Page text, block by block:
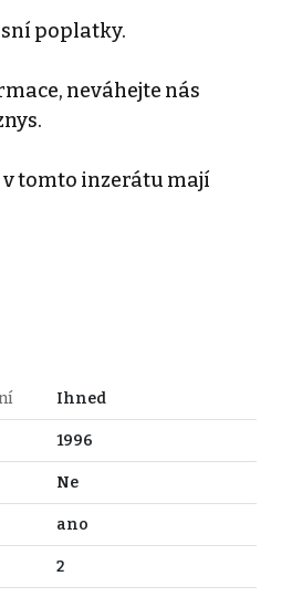
poplatky.
neváhejte nás
v tomto inzerátu mají
Ihned
1996
Ne
ano
2